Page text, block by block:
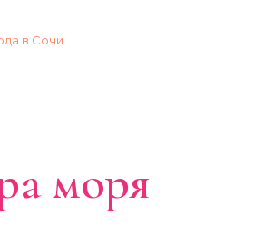
в Сочи
моря